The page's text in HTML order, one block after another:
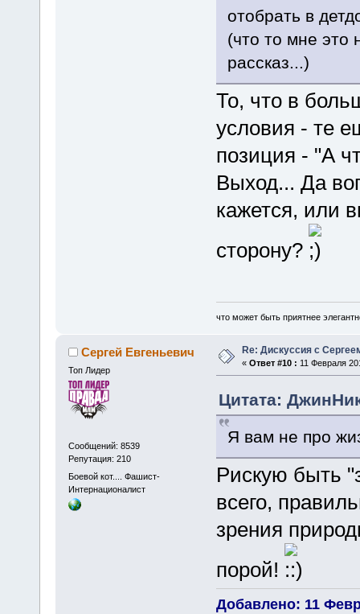
отобрать в
(что то мне это
рассказ...)
То, что в
условия - те
позиция - "А
Выход... Да
кажется, или
сторону?
что может быть приятнее
Сергей Евгеньевич
Топ Лидер
Сообщений: 8539
Репутация: 210
Боевой кот.... Фашист-
Интернационалист
Re: Дискуссия с
« Ответ #10 : 11 Февраля
Цитата:
Я вам не про
Рискую быть
всего,
зрения
порой!
Добавлено: 11